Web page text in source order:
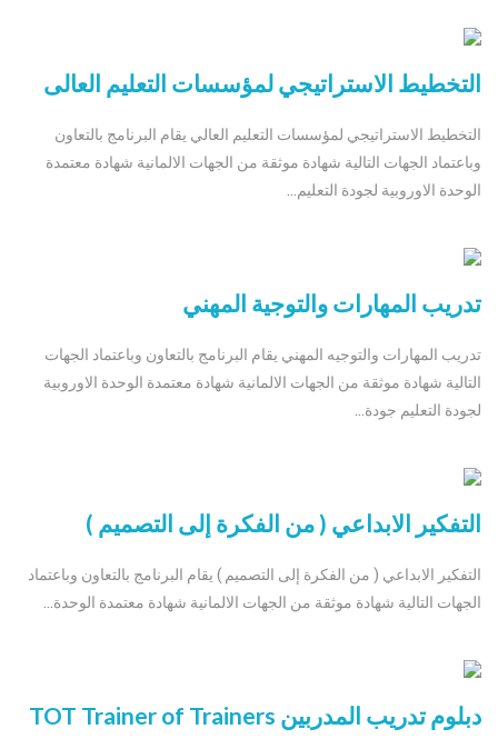
التخطيط الاستراتيجي لمؤسسات التعليم العالى
التخطيط الاستراتيجي لمؤسسات التعليم العالي يقام البرنامج بالتعاون
وباعتماد الجهات التالية شهادة موثقة من الجهات الالمانية شهادة معتمدة
الوحدة الاوروبية لجودة التعليم...
تدريب المهارات والتوجية المهني
تدريب المهارات والتوجيه المهني يقام البرنامج بالتعاون وباعتماد الجهات
التالية شهادة موثقة من الجهات الالمانية شهادة معتمدة الوحدة الاوروبية
لجودة التعليم جودة...
التفكير الابداعي ( من الفكرة إلى التصميم )
التفكير الابداعي ( من الفكرة إلى التصميم ) يقام البرنامج بالتعاون وباعتماد
الجهات التالية شهادة موثقة من الجهات الالمانية شهادة معتمدة الوحدة...
دبلوم تدريب المدربين TOT Trainer of Trainers